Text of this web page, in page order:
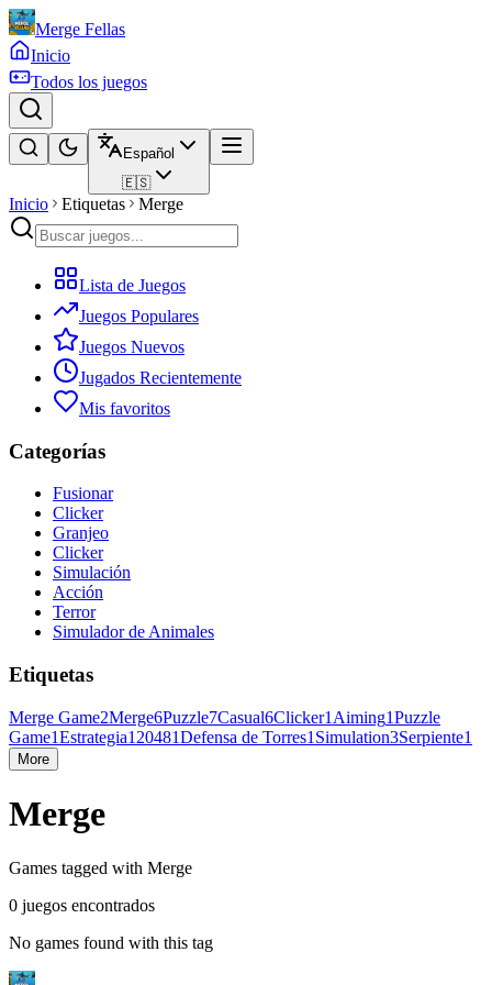
Merge Fellas
Inicio
Todos los juegos
Español
🇪🇸
Inicio Etiquetas Merge
Lista de Juegos
Juegos Populares
Juegos Nuevos
Jugados Recientemente
Mis favoritos
Categorías
Fusionar
Clicker
Granjeo
Clicker
Simulación
Acción
Terror
Simulador de Animales
Etiquetas
Merge Game2Merge6Puzzle7Casual6Clicker1 Aiming1Puzzle
Game1Estrategia1 20481Defensa de Torres1 Simulation3Serpiente1
More
Merge
Games tagged with Merge
0 juegos encontrados
No games found with this tag